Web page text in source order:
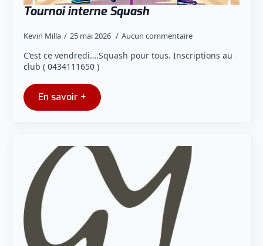
Tournoi interne Squash
Kevin Milla 25 mai 2026 Aucun commentaire
C’est ce vendredi….Squash pour tous. Inscriptions au
club ( 0434111650 )
En savoir +